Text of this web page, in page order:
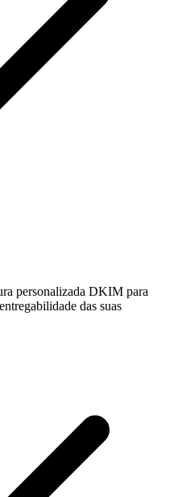
personalizada DKIM para
das suas